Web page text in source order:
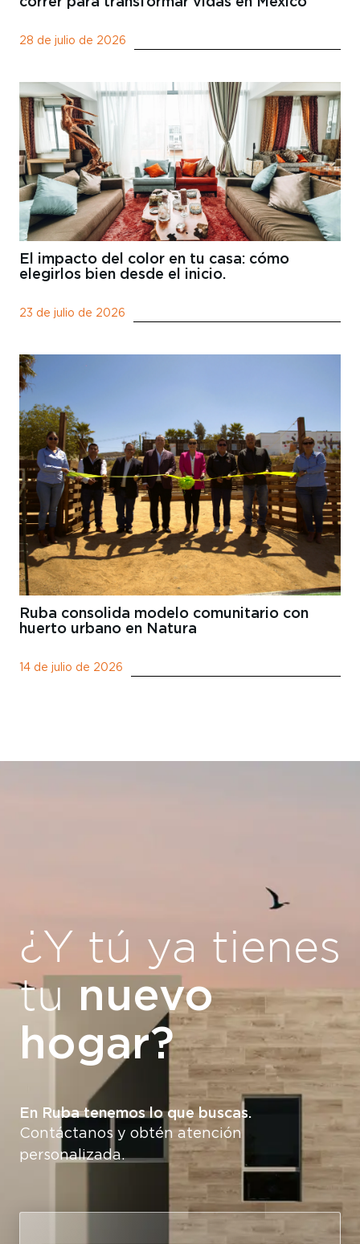
28 de julio de 2026
El impacto del color en tu casa: cómo
elegirlos bien desde el inicio.
23 de julio de 2026
Ruba consolida modelo comunitario con
huerto urbano en Natura
14 de julio de 2026
¿Y tú ya tienes
tu nuevo
hogar?
En Ruba tenemos lo que buscas.
Contáctanos y obtén atención
personalizada.